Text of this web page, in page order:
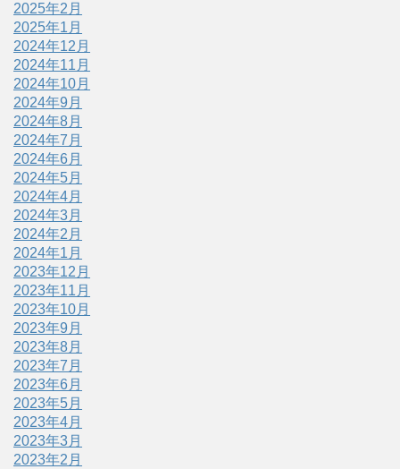
2025年2月
2025年1月
2024年12月
2024年11月
2024年10月
2024年9月
2024年8月
2024年7月
2024年6月
2024年5月
2024年4月
2024年3月
2024年2月
2024年1月
2023年12月
2023年11月
2023年10月
2023年9月
2023年8月
2023年7月
2023年6月
2023年5月
2023年4月
2023年3月
2023年2月